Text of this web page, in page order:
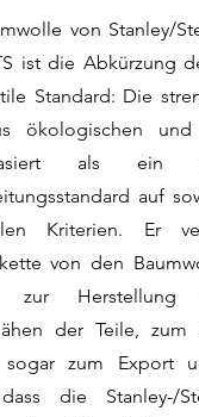
von Stanley/
ist die Abkürzung
Standard: Die
ökologischen und
als ein
auf
Kriterien. Er
von den
zur Herstellung
der Teile,
zum Export
die Stanley-/